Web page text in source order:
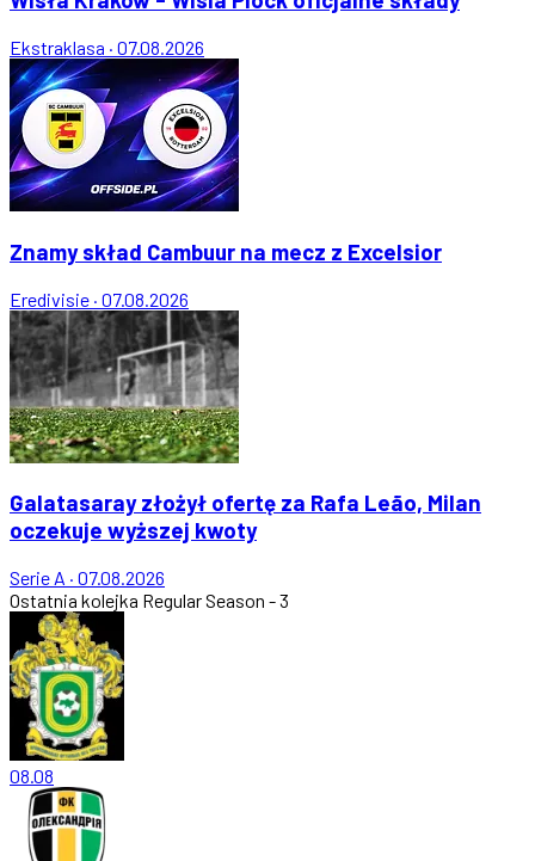
Ekstraklasa · 07.08.2026
Znamy skład Cambuur na mecz z Excelsior
Eredivisie · 07.08.2026
Galatasaray złożył ofertę za Rafa Leão, Milan
oczekuje wyższej kwoty
Serie A · 07.08.2026
Ostatnia kolejka Regular Season - 3
08.08